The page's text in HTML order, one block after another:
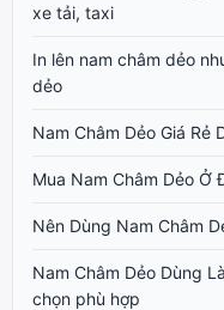
xe tải, taxi
In lên nam châm dẻo
dẻo
Nam Châm Dẻo Giá Rẻ
Mua Nam Châm Dẻo Ở
Nên Dùng Nam Châm
Nam Châm Dẻo Dùng
chọn phù hợp